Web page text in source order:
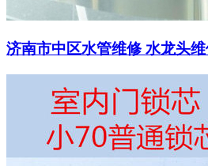
济南市中区水管维修 水龙头